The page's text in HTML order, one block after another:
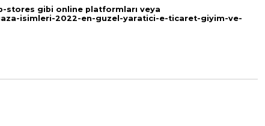
stores gibi online platformları veya
isimleri-2022-en-guzel-yaratici-e-ticaret-giyim-ve-